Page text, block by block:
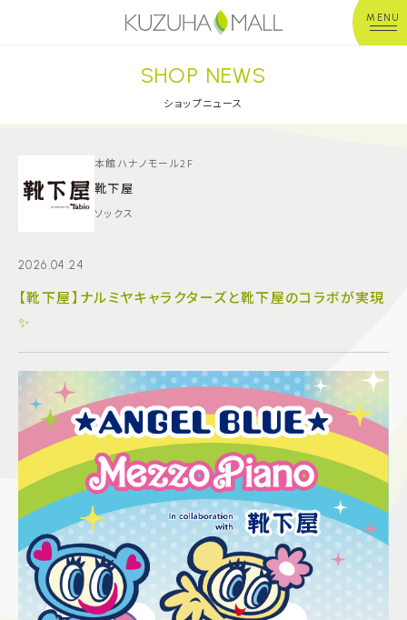
MENU
年中無休平 日：10:00~20:00
※店舗により異なる
ショップガイド
キッズ＆ベビー
施設案内
アクセス＆駐車場
よくあるご質問
スタッフ募集
サイトマップ
プライバシーポリシー
SHOP NEWS
ショップニュース
本館ハナノモール2F
靴下屋
ソックス
2026.04.24
【靴下屋】ナルミヤキャラクターズと靴下屋のコラボが実現
✨